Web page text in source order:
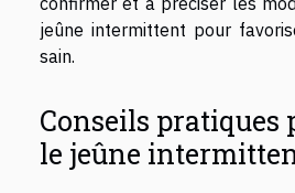
jeûne intermittent pour
sain.
Conseils pratiques
le jeûne